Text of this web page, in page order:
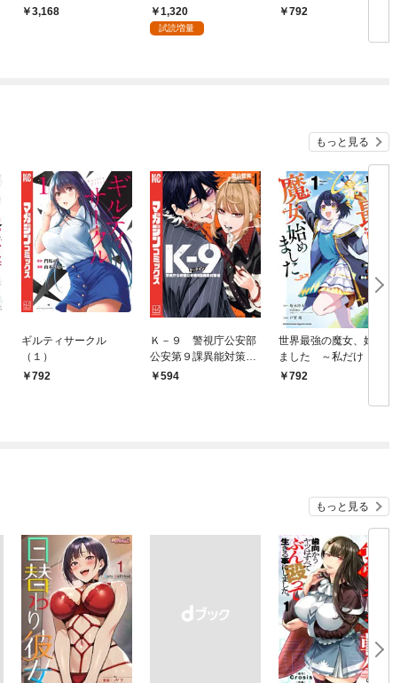
3,168
1,320
試読増量
792
もっと見る
ギルティサークル
（１）
792
Ｋ－９ 警視庁公安部
公安第９課異能対策係
（１）
594
世界最強の魔女、始め
ました ～私だけ『攻
略サイト』を見れる世
792
もっと見る